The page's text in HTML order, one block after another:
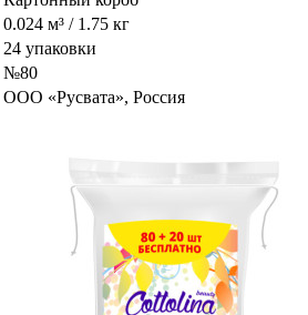
0.024 м³ / 1.75 кг
24 упаковки
№80
ООО «Русвата», Россия